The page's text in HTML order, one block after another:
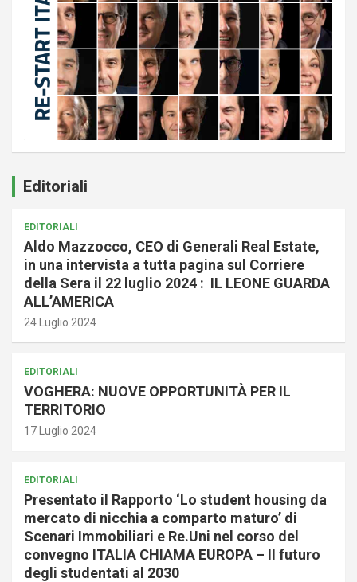
Editoriali
EDITORIALI
Aldo Mazzocco, CEO di Generali Real Estate,
in una intervista a tutta pagina sul Corriere
della Sera il 22 luglio 2024 : IL LEONE GUARDA
ALL’AMERICA
24 Luglio 2024
EDITORIALI
VOGHERA: NUOVE OPPORTUNITÀ PER IL
TERRITORIO
17 Luglio 2024
EDITORIALI
Presentato il Rapporto ‘Lo student housing da
mercato di nicchia a comparto maturo’ di
Scenari Immobiliari e Re.Uni nel corso del
convegno ITALIA CHIAMA EUROPA – Il futuro
degli studentati al 2030